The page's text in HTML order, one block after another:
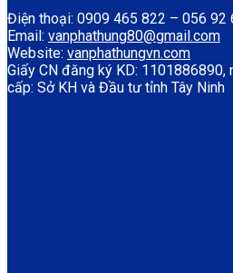
Điện thoại: 0909 465 822 – 056 92
Email: vanphathung80@gmail.com
Website: vanphathungvn.com
Giấy CN đăng ký KD:
cấp: Sở KH và Đầu tư tỉnh Tây Ninh